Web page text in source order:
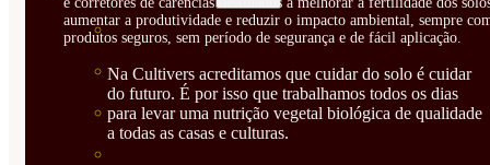
VER TODAS
BIODINÁMICAS DEMETER
HORTALIZA FRUTO
aumentar a produtividade e reduzir o impacto ambiental, sempre
produtos seguros, sem período de segurança e de fácil aplicação.
Na Cultivers acreditamos que cuidar do solo é cuidar
do futuro. É por isso que trabalhamos todos os dias
para levar uma nutrição vegetal biológica de qualidade
a todas as casas e culturas.